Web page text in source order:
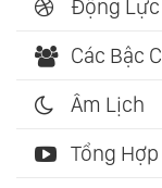
Động Lực
Các Bậc
Âm Lịch
Tổng